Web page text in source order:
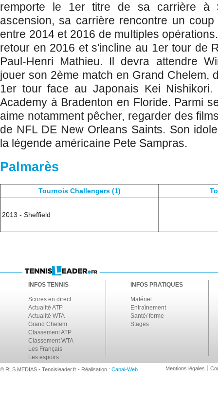
remporte le 1er titre de sa carrière à
ascension, sa carrière rencontre un
entre 2014 et 2016 de multiples
retour en 2016 et s'incline au 1er tour de
Paul-Henri Mathieu. Il devra attendre
jouer son 2ème match en Grand Chelem,
1er tour face au Japonais Kei
Academy à Bradenton en Floride. Parmi
aime notamment pêcher, regarder des
de NFL DE New Orleans Saints. Son
la légende américaine Pete Sampras.
Palmarès
Tournois Challengers (1)
2013 - Sheffield
INFOS TENNIS
Scores en direct
Actualité ATP
Actualité WTA
Grand Chelem
Classement ATP
Classement WTA
Les Français
Les espoirs
INFOS PRATIQUES
Matériel
Entraînement
Santé/ forme
Stages
© RLS MEDIAS - Tennisleader.fr - Réalisation : Canal-Web Mentions légales